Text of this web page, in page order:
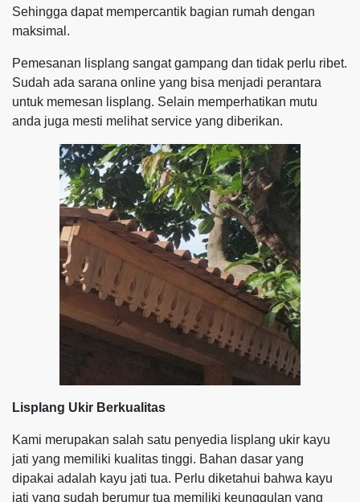
Sehingga dapat mempercantik bagian rumah dengan
maksimal.
Pemesanan lisplang sangat gampang dan tidak perlu ribet.
Sudah ada sarana online yang bisa menjadi perantara
untuk memesan lisplang. Selain memperhatikan mutu
anda juga mesti melihat service yang diberikan.
Lisplang Ukir Berkualitas
Kami merupakan salah satu penyedia lisplang ukir kayu
jati yang memiliki kualitas tinggi. Bahan dasar yang
dipakai adalah kayu jati tua. Perlu diketahui bahwa kayu
jati yang sudah berumur tua memiliki keunggulan yang